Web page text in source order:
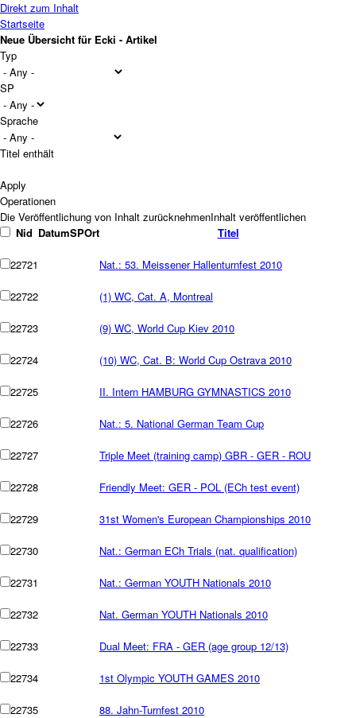
Direkt zum Inhalt
Startseite
Neue Übersicht für Ecki - Artikel
Typ
SP
Sprache
Titel enthält
Operationen
Nid DatumSPOrt Titel
22721 Nat.: 53. Meissener Hallenturnfest 2010
22722 (1) WC, Cat. A, Montreal
22723 (9) WC, World Cup Kiev 2010
22724 (10) WC, Cat. B: World Cup Ostrava 2010
22725 II. Intern HAMBURG GYMNASTICS 2010
22726 Nat.: 5. National German Team Cup
22727 Triple Meet (training camp) GBR - GER - ROU
22728 Friendly Meet: GER - POL (ECh test event)
22729 31st Women's European Championships 2010
22730 Nat.: German ECh Trials (nat. qualification)
22731 Nat.: German YOUTH Nationals 2010
22732 Nat. German YOUTH Nationals 2010
22733 Dual Meet: FRA - GER (age group 12/13)
22734 1st Olympic YOUTH GAMES 2010
22735 88. Jahn-Turnfest 2010